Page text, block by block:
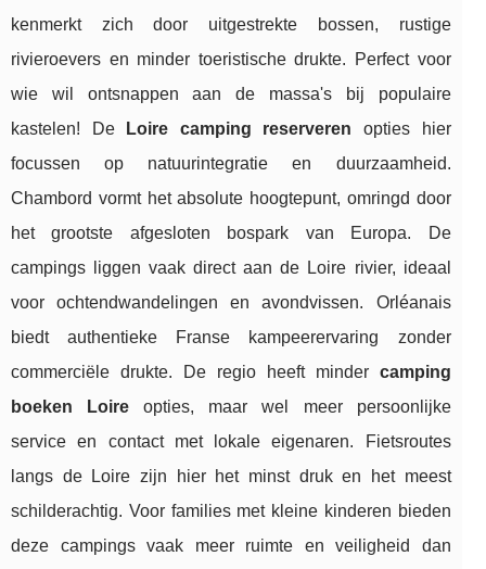
kenmerkt zich door uitgestrekte bossen, rustige
rivieroevers en minder toeristische drukte. Perfect voor
wie wil ontsnappen aan de massa's bij populaire
kastelen! De
Loire camping reserveren opties hier
focussen op natuurintegratie en duurzaamheid.
Chambord vormt het absolute hoogtepunt, omringd door
het grootste afgesloten bospark van Europa. De
campings liggen vaak direct aan de Loire rivier, ideaal
voor ochtendwandelingen en avondvissen. Orléanais
biedt authentieke Franse kampeerervaring zonder
commerciële drukte. De regio heeft minder camping
boeken Loire opties, maar wel meer persoonlijke
service en contact met lokale eigenaren. Fietsroutes
langs de Loire zijn hier het minst druk en het meest
schilderachtig. Voor families met kleine kinderen bieden
deze campings vaak meer ruimte en veiligheid dan